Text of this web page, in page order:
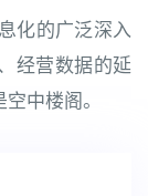
化的广泛深入
经营数据的延
中楼阁。